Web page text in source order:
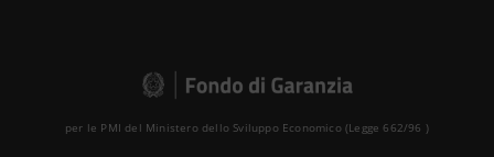
per le PMI del Ministero dello Sviluppo Economico (Legge 662/96 )